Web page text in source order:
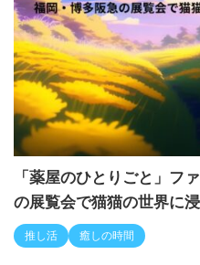
「薬屋のひとりごと」フ
の展覧会で猫猫の世界に
推し活 癒しの時間